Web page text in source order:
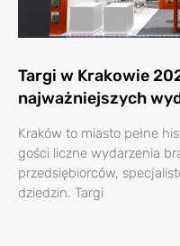
Targi w Krakowie
najważniejszych
Kraków to miasto pełne
gości liczne wydarzenia
przedsiębiorców,
dziedzin. Targi